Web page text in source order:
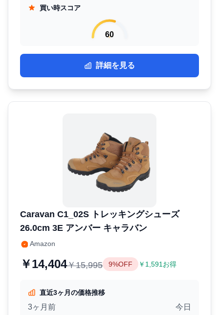
買い時スコア
60
詳細を見る
Caravan C1_02S トレッキングシューズ
26.0cm 3E アンバー キャラバン
Amazon
￥14,404￥15,995 9%OFF ￥1,591お得
直近3ヶ月の価格推移
3ヶ月前 今日